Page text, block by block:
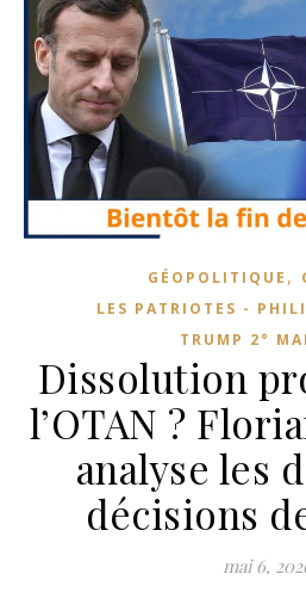
GÉOPOLITIQUE ,
LES PATRIOTES -
TRUMP 2°
Dissolution
l’OTAN ?
analyse les
décisions
mai 6,